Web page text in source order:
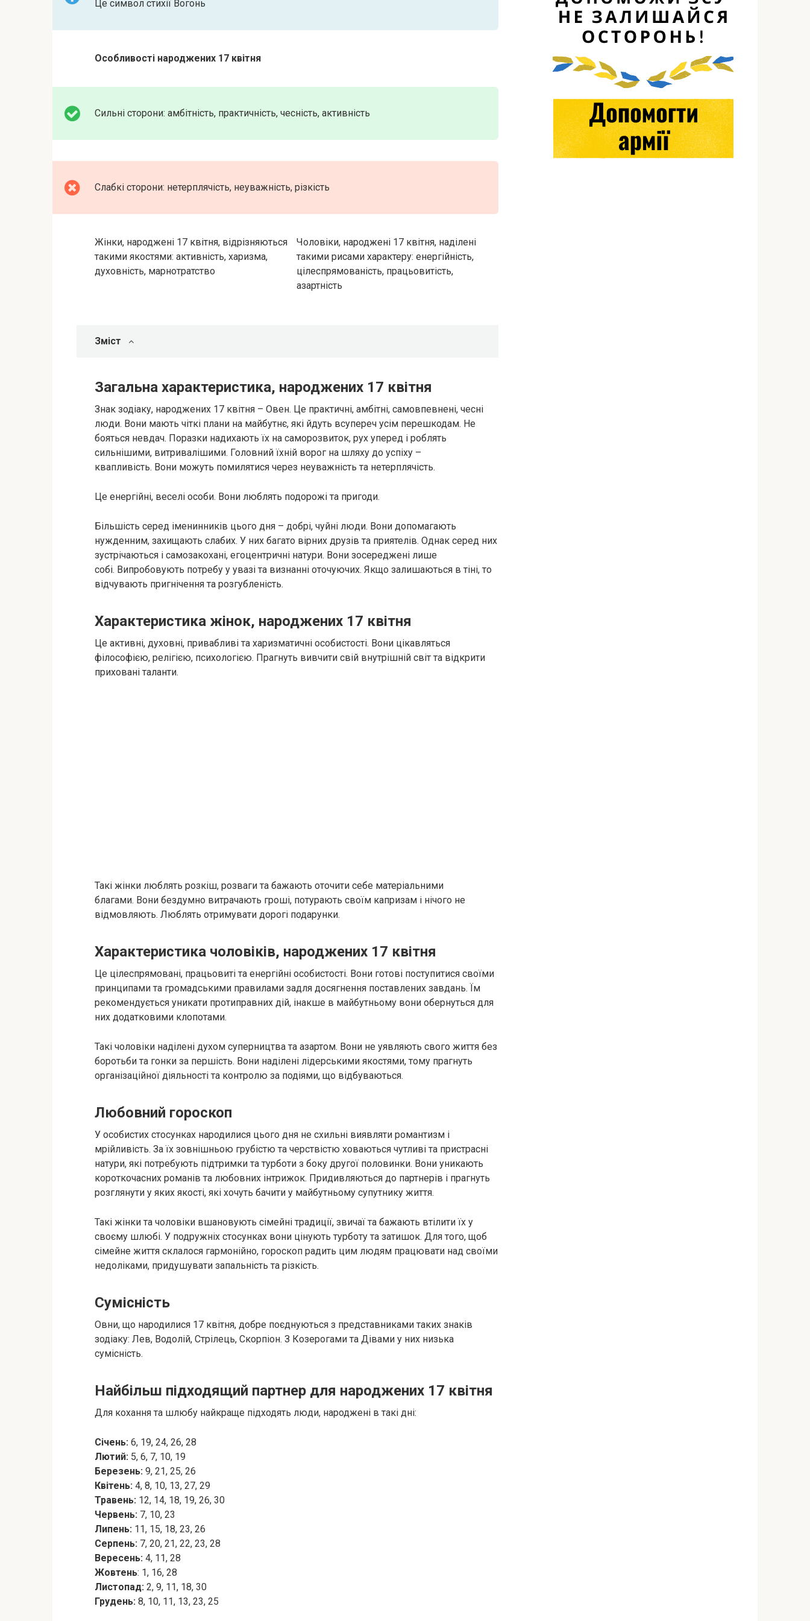
Це символ стихії Вогонь
Особливості народжених 17 квітня
Сильні сторони: амбітність, практичність, чесність, активність
Слабкі сторони: нетерплячість, неуважність, різкість
Жінки, народжені 17 квітня, відрізняються
такими якостями: активність, харизма,
духовність, марнотратство
Чоловіки, народжені 17 квітня, наділені
такими рисами характеру: енергійність,
цілеспрямованість, працьовитість,
азартність
Зміст
Загальна характеристика, народжених 17 квітня
Знак зодіаку, народжених 17 квітня – Овен. Це практичні, амбітні, самовпевнені, чесні
люди. Вони мають чіткі плани на майбутнє, які йдуть всупереч усім перешкодам. Не
бояться невдач. Поразки надихають їх на саморозвиток, рух уперед і роблять
сильнішими, витривалішими. Головний їхній ворог на шляху до успіху –
квапливість. Вони можуть помилятися через неуважність та нетерплячість.
Це енергійні, веселі особи. Вони люблять подорожі та пригоди.
Більшість серед іменинників цього дня – добрі, чуйні люди. Вони допомагають
нужденним, захищають слабих. У них багато вірних друзів та приятелів. Однак серед них
зустрічаються і самозакохані, егоцентричні натури. Вони зосереджені лише
собі. Випробовують потребу у увазі та визнанні оточуючих. Якщо залишаються в тіні, то
відчувають пригнічення та розгубленість.
Характеристика жінок, народжених 17 квітня
Це активні, духовні, привабливі та харизматичні особистості. Вони цікавляться
філософією, релігією, психологією. Прагнуть вивчити свій внутрішній світ та відкрити
приховані таланти.
Такі жінки люблять розкіш, розваги та бажають оточити себе матеріальними
благами. Вони бездумно витрачають гроші, потурають своїм капризам і нічого не
відмовляють. Люблять отримувати дорогі подарунки.
Характеристика чоловіків, народжених 17 квітня
Це цілеспрямовані, працьовиті та енергійні особистості. Вони готові поступитися своїми
принципами та громадськими правилами задля досягнення поставлених завдань. Їм
рекомендується уникати протиправних дій, інакше в майбутньому вони обернуться для
них додатковими клопотами.
Такі чоловіки наділені духом суперництва та азартом. Вони не уявляють свого життя без
боротьби та гонки за першість. Вони наділені лідерськими якостями, тому прагнуть
організаційної діяльності та контролю за подіями, що відбуваються.
Любовний гороскоп
У особистих стосунках народилися цього дня не схильні виявляти романтизм і
мрійливість. За їх зовнішньою грубістю та черствістю ховаються чутливі та пристрасні
натури, які потребують підтримки та турботи з боку другої половинки. Вони уникають
короткочасних романів та любовних інтрижок. Придивляються до партнерів і прагнуть
розглянути у яких якості, які хочуть бачити у майбутньому супутнику життя.
Такі жінки та чоловіки вшановують сімейні традиції, звичаї та бажають втілити їх у
своєму шлюбі. У подружніх стосунках вони цінують турботу та затишок. Для того, щоб
сімейне життя склалося гармонійно, гороскоп радить цим людям працювати над своїми
недоліками, придушувати запальність та різкість.
Сумісність
Овни, що народилися 17 квітня, добре поєднуються з представниками таких знаків
зодіаку: Лев, Водолій, Стрілець, Скорпіон. З Козерогами та Дівами у них низька
сумісність.
Найбільш підходящий партнер для народжених 17 квітня
Для кохання та шлюбу найкраще підходять люди, народжені в такі дні:
Січень: 6, 19, 24, 26, 28
Лютий: 5, 6, 7, 10, 19
Березень: 9, 21, 25, 26
Квітень: 4, 8, 10, 13, 27, 29
Травень: 12, 14, 18, 19, 26, 30
Червень: 7, 10, 23
Липень: 11, 15, 18, 23, 26
Серпень: 7, 20, 21, 22, 23, 28
Вересень: 4, 11, 28
Жовтень: 1, 16, 28
Листопад: 2, 9, 11, 18, 30
Грудень: 8, 10, 11, 13, 23, 25